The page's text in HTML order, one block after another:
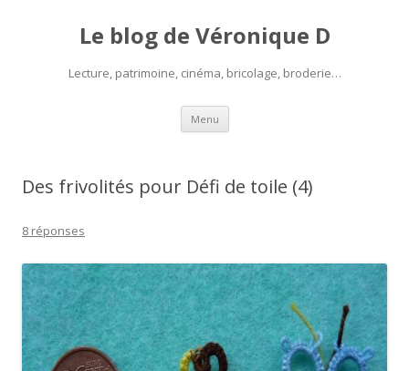
Le blog de Véronique D
Lecture, patrimoine, cinéma, bricolage, broderie…
Menu Aller
contenu
Des frivolités pour Défi de toile (4)
8 réponses